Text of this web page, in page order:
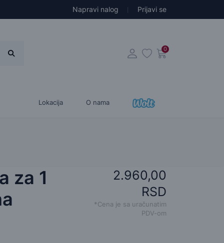
Napravi nalog Prijavi se
0
Lokacija O nama
za 1
2.960,00
RSD
*Cena je sa uračunatim
PDV-om